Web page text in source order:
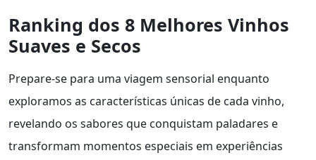
Ranking dos 8 Melhores Vinhos
Suaves e Secos
Prepare-se para uma viagem sensorial enquanto
exploramos as características únicas de cada vinho,
revelando os sabores que conquistam paladares e
transformam momentos especiais em experiências